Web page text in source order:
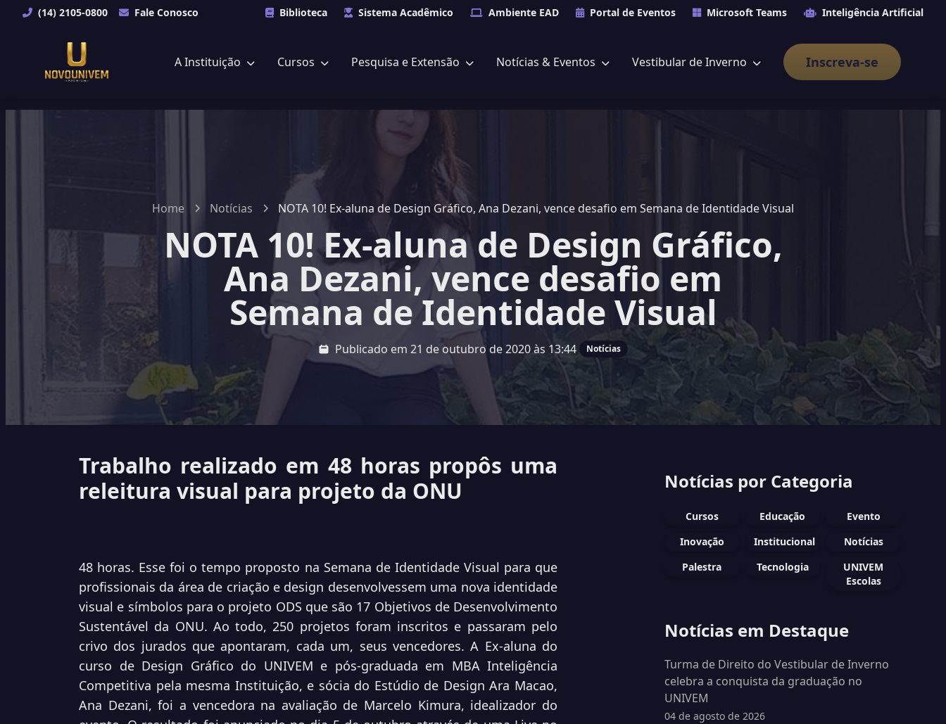
(14) 2105-0800 Fale Conosco Biblioteca Sistema Acadêmico Ambiente EAD Portal de Eventos Microsoft Teams Inteligência Artificial
A Instituição Cursos Pesquisa e Extensão Notícias & Eventos Vestibular de Inverno Inscreva-se
Home Notícias NOTA 10! Ex-aluna de Design Gráfico, Ana Dezani, vence desafio em Semana de Identidade Visual
NOTA 10! Ex-aluna de Design Gráfico,
Ana Dezani, vence desafio em
Semana de Identidade Visual
Publicado em 21 de outubro de 2020 às 13:44 Notícias
Trabalho realizado em 48 horas propôs uma
releitura visual para projeto da ONU
48 horas. Esse foi o tempo proposto na Semana de Identidade Visual para que
profissionais da área de criação e design desenvolvessem uma nova identidade
visual e símbolos para o projeto ODS que são 17 Objetivos de Desenvolvimento
Sustentável da ONU. Ao todo, 250 projetos foram inscritos e passaram pelo
crivo dos jurados que apontaram, cada um, seus vencedores. A Ex-aluna do
curso de Design Gráfico do UNIVEM e pós-graduada em MBA Inteligência
Competitiva pela mesma Instituição, e sócia do Estúdio de Design Ara Macao,
Ana Dezani, foi a vencedora na avaliação de Marcelo Kimura, idealizador do
Notícias por Categoria
Cursos Educação
Evento
Inovação
Institucional
Notícias
Palestra
Tecnologia
UNIVEM
Escolas
Notícias em Destaque
Turma de Direito do Vestibular de Inverno
celebra a conquista da graduação no
UNIVEM
04 de agosto de 2026